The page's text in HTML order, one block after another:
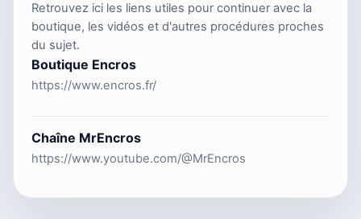
Retrouvez ici les liens utiles pour continuer avec la
boutique, les vidéos et d'autres procédures proches
du sujet.
Boutique Encros
https://www.encros.fr/
Chaîne MrEncros
https://www.youtube.com/@MrEncros